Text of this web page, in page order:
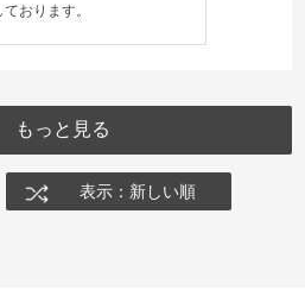
おります。
もっと見る
表示：新しい順